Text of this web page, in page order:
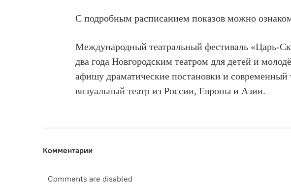
С подробным расписанием показов можно
Международный театральный фестиваль «Царь-
два года Новгородским театром для детей и
афишу драматические постановки и современный
визуальный театр из России, Европы и Азии.
Комментарии
Comments are disabled